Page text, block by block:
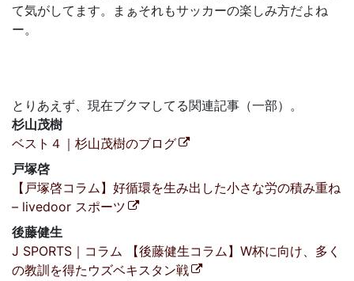
て気がしてます。まぁそれもサッカーの楽しみ方だよね
ー。
とりあえず、現在ブクマしてる関連記事（一部）。
杉山茂樹
ベスト４｜杉山茂樹のブログ
戸塚啓
【戸塚啓コラム】好循環を生み出した小さな労の積み重ね
– livedoor スポーツ
後藤健生
J SPORTS｜コラム 【後藤健生コラム】W杯に向け、多く
の教訓を得たウズベキスタン戦